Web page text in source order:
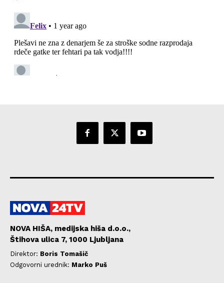
NOVA HIŠA, medijska hiša d.o.o.,
Štihova ulica 7, 1000 Ljubljana
Direktor: Boris Tomašič
Odgovorni urednik: Marko Puš